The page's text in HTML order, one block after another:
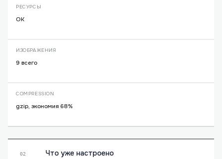
РЕСУРСЫ
OK
ИЗОБРАЖЕНИЯ
9 всего
COMPRESSION
gzip, экономия 68%
02 Что уже настроено